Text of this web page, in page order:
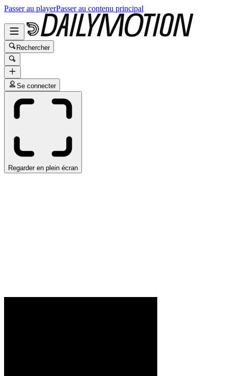
Passer au playerPasser au contenu principal
Rechercher
Se connecter
Regarder en plein écran